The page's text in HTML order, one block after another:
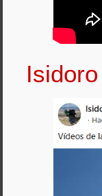
Isidoro